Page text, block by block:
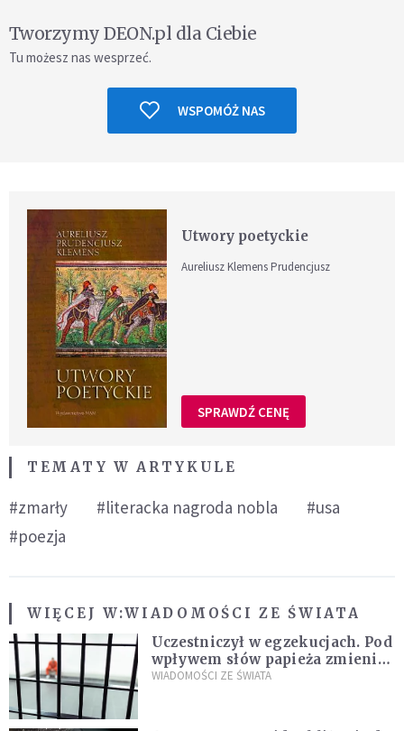
Tworzymy DEON.pl dla Ciebie
Tu możesz nas wesprzeć.
WSPOMÓŻ NAS
Utwory poetyckie
Aureliusz Klemens Prudencjusz
SPRAWDŹ CENĘ
TEMATY W ARTYKULE
#zmarły #literacka nagroda nobla
#usa
#poezja
WIĘCEJ W:WIADOMOŚCI ZE ŚWIATA
Uczestniczył w egzekucjach. Pod
wpływem słów papieża zmienił
zdanie
WIADOMOŚCI ZE ŚWIATA